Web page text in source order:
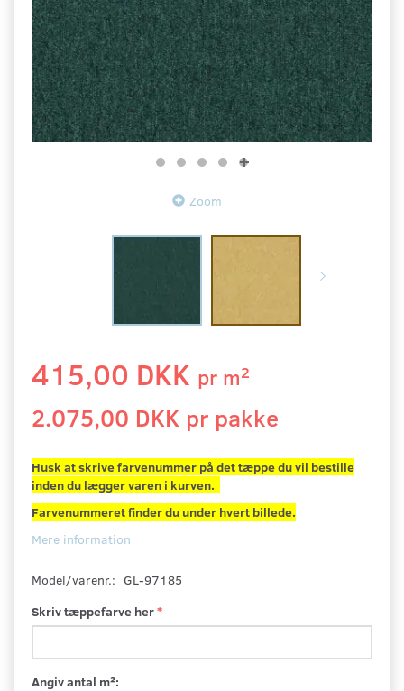
Zoom
415,00 DKK pr m2
2.075,00 DKK pr pakke
Husk at skrive farvenummer på det tæppe du vil bestille
inden du lægger varen i kurven.
Farvenummeret finder du under hvert billede.
Mere information
Model/varenr.: GL-97185
Skriv tæppefarve her
Angiv antal m²: